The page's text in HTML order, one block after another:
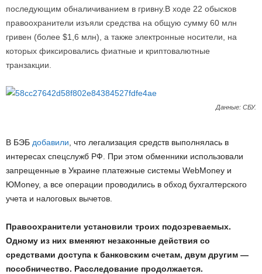
последующим обналичиванием в гривну.В ходе 22 обысков
правоохранители изъяли средства на общую сумму 60 млн
гривен (более $1,6 млн), а также электронные носители, на
которых фиксировались фиатные и криптовалютные
транзакции.
Данные: СБУ.
В БЭБ добавили , что легализация средств выполнялась в
интересах спецслужб РФ. При этом обменники использовали
запрещенные в Украине платежные системы WebMoney и
ЮMoney, а все операции проводились в обход бухгалтерского
учета и налоговых вычетов.
Правоохранители установили троих подозреваемых.
Одному из них вменяют незаконные действия со
средствами доступа к банковским счетам, двум другим —
пособничество. Расследование продолжается.